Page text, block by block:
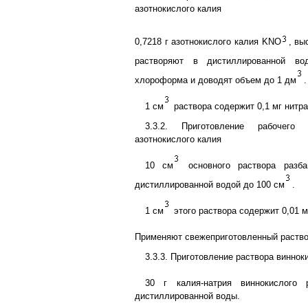
азотнокислого калия
0,7218 г азотнокислого калия KNO
,
растворяют в дистиллированной
хлороформа и доводят объем до 1 дм
.
1 см
раствора содержит 0,1 мг
3.3.2. Приготовление рабочего
азотнокислого калия
10 см
основного раствора
дистиллированной водой до 100 см
.
1 см этого раствора содержит 0,01
Применяют свежеприготовленный
3.3.3. Приготовление раствора
30 г калия-натрия
дистиллированной воды.